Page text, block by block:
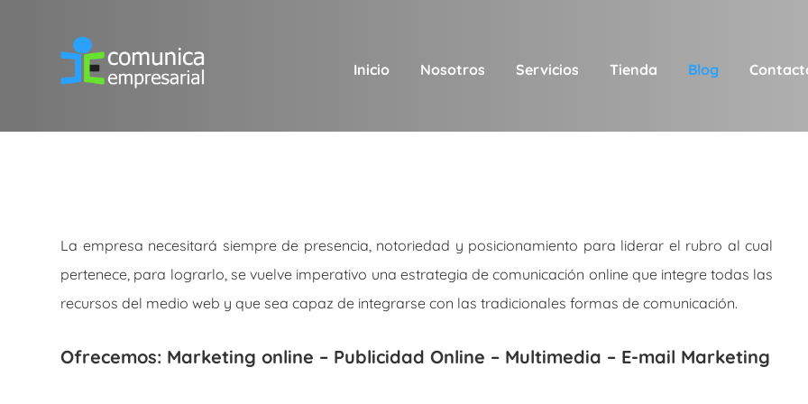
Inicio Nosotros Servicios Tienda Blog
La empresa necesitará siempre de presencia, notoriedad y posicionamiento para liderar el rubro al cual
pertenece, para lograrlo, se vuelve imperativo una estrategia de comunicación online que integre todas las
recursos del medio web y que sea capaz de integrarse con las tradicionales formas de comunicación.
Ofrecemos: Marketing online – Publicidad Online – Multimedia – E-mail Marketing